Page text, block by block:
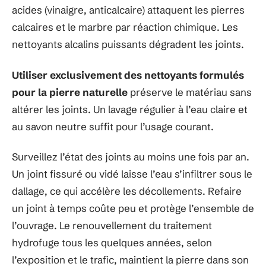
acides (vinaigre, anticalcaire) attaquent les pierres
calcaires et le marbre par réaction chimique. Les
nettoyants alcalins puissants dégradent les joints.
Utiliser exclusivement des nettoyants formulés
pour la pierre naturelle préserve le matériau sans
altérer les joints. Un lavage régulier à l’eau claire et
au savon neutre suffit pour l’usage courant.
Surveillez l’état des joints au moins une fois par an.
Un joint fissuré ou vidé laisse l’eau s’infiltrer sous le
dallage, ce qui accélère les décollements. Refaire
un joint à temps coûte peu et protège l’ensemble de
l’ouvrage. Le renouvellement du traitement
hydrofuge tous les quelques années, selon
l’exposition et le trafic, maintient la pierre dans son